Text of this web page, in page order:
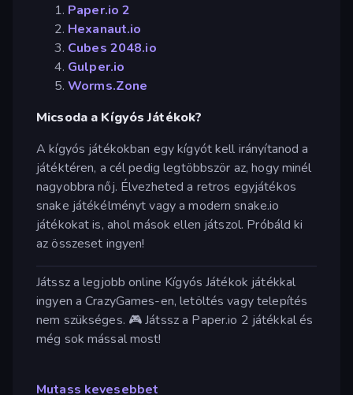
Paper.io 2
Hexanaut.io
Cubes 2048.io
Gulper.io
Worms.Zone
Micsoda a Kígyós Játékok?
A kígyós játékokban egy kígyót kell irányítanod a
játéktéren, a cél pedig legtöbbször az, hogy minél
nagyobbra nőj. Élvezheted a retros egyjátékos
snake játékélményt vagy a modern snake.io
játékokat is, ahol mások ellen játszol. Próbáld ki
az összeset ingyen!
Játssz a legjobb online Kígyós Játékok játékkal
ingyen a CrazyGames-en, letöltés vagy telepítés
nem szükséges. 🎮 Játssz a Paper.io 2 játékkal és
még sok mással most!
Mutass kevesebbet